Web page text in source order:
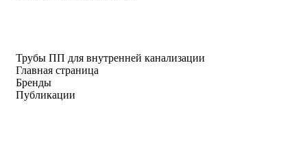
Трубы ПП для внутренней канализации
Главная страница
Бренды
Публикации